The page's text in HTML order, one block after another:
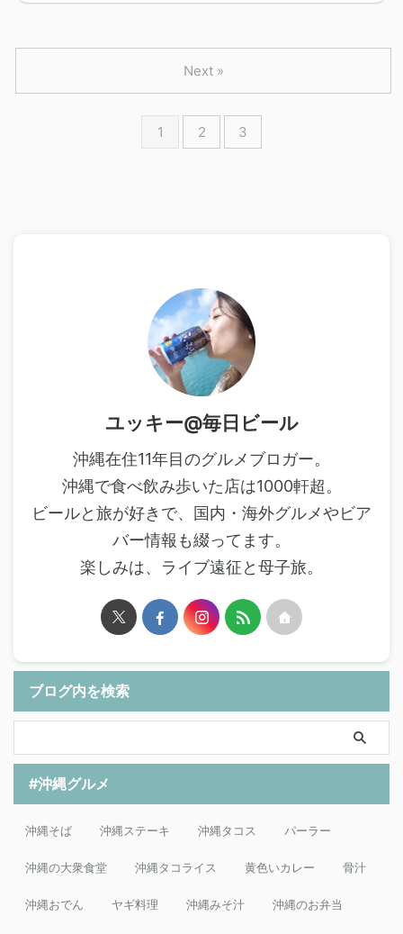
1 2 3
Next »
ユッキー@毎日ビール
沖縄在住11年目のグルメブロガー。
沖縄で食べ飲み歩いた店は1000軒超。
ビールと旅が好きで、国内・海外グルメやビア
バー情報も綴ってます。
楽しみは、ライブ遠征と母子旅。
ブログ内を検索
#沖縄グルメ
沖縄そば 沖縄ステーキ 沖縄タコス パーラー
沖縄の大衆食堂 沖縄タコライス 黄色いカレー 骨汁
沖縄おでん ヤギ料理 沖縄みそ汁 沖縄のお弁当